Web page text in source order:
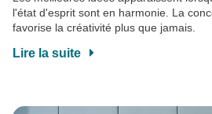
l'état d'esprit sont en harmonie. La
favorise la créativité plus que jamais.
Lire la suite